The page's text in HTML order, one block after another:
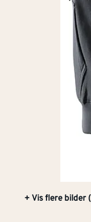
+ Vis flere bilder